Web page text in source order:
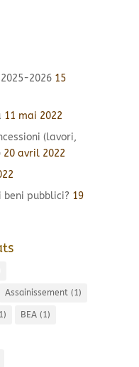
2026 15
11 mai 2022
(lavori,
20 avril 2022
beni pubblici? 19
Assainissement(1)
BEA(1)